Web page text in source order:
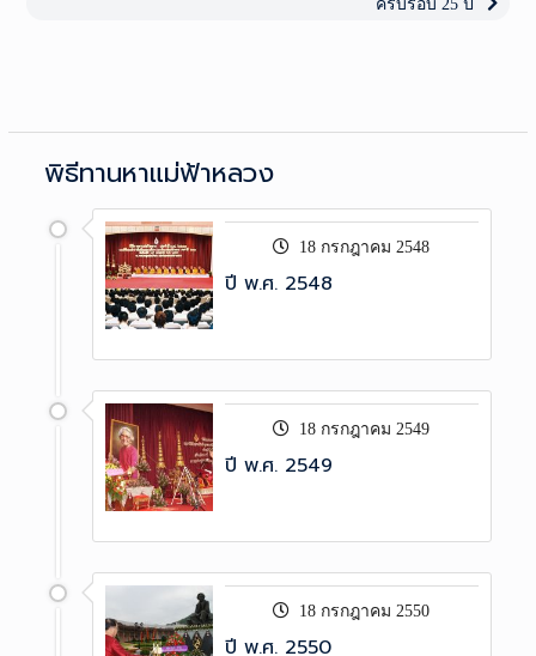
ครบรอบ 25 ปี
พิธีทานหาแม่ฟ้าหลวง
18 กรกฎาคม 2548
ปี พ.ศ. 2548
18 กรกฎาคม 2549
ปี พ.ศ. 2549
18 กรกฎาคม 2550
ปี พ.ศ. 2550